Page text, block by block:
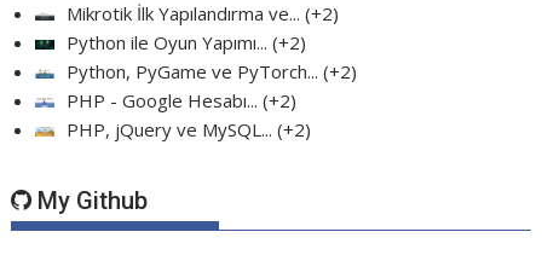
Mikrotik İlk Yapılandırma ve... +2
Python ile Oyun Yapımı... +2
Python, PyGame ve PyTorch... +2
PHP - Google Hesabı... +2
PHP, jQuery ve MySQL... +2
My Github